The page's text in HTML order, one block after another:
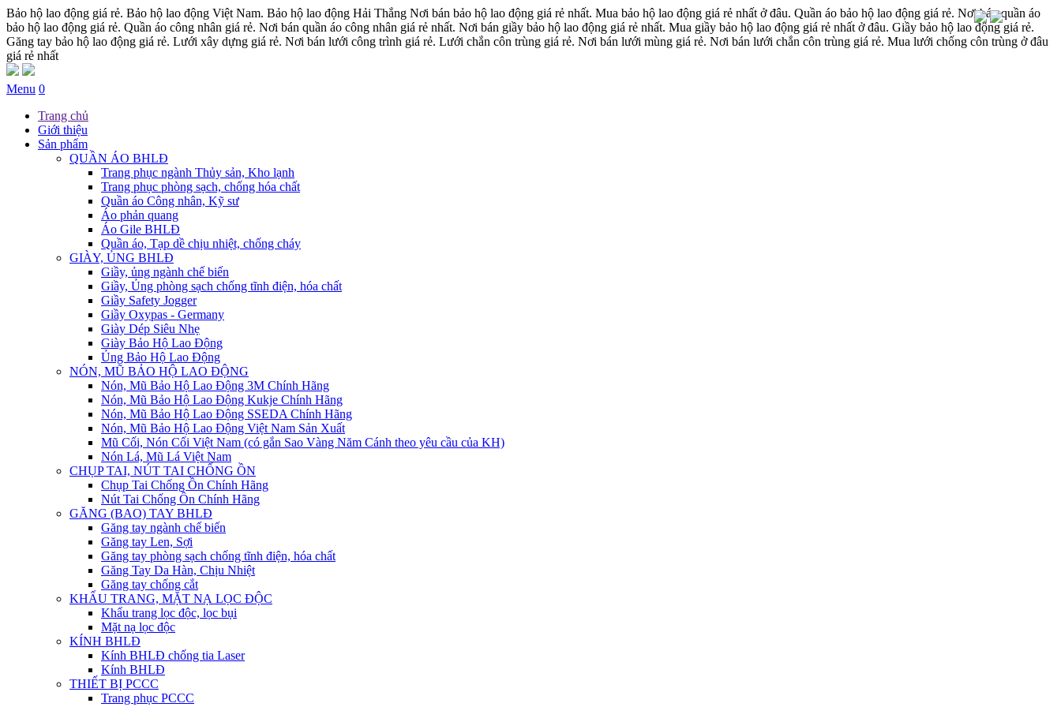
Bảo hộ lao động giá rẻ. Bảo hộ lao động Việt Nam. Bảo hộ lao động Hải Thắng Nơi bán bảo hộ lao động giá rẻ nhất. Mua bảo hộ lao động giá rẻ nhất ở đâu. Quần áo bảo hộ lao động giá rẻ. Nơi bán quần áo
bảo hộ lao động giá rẻ. Quần áo công nhân giá rẻ. Nơi bán quần áo công nhân giá rẻ nhất. Nơi bán giầy bảo hộ lao động giá rẻ nhất. Mua giầy bảo hộ lao động giá rẻ nhất ở đâu. Giầy bảo hộ lao động giá rẻ.
Găng tay bảo hộ lao động giá rẻ. Lưới xây dựng giá rẻ. Nơi bán lưới công trình giá rẻ. Lưới chắn côn trùng giá rẻ. Nơi bán lưới mùng giá rẻ. Nơi bán lưới chắn côn trùng giá rẻ. Mua lưới chống côn trùng ở đâu
giá rẻ nhất
Menu 0
Trang chủ
Giới thiệu
Sản phẩm
QUẦN ÁO BHLĐ
Trang phục ngành Thủy sản, Kho lạnh
Trang phục phòng sạch, chống hóa chất
Quần áo Công nhân, Kỹ sư
Áo phản quang
Áo Gile BHLĐ
Quần áo, Tạp dề chịu nhiệt, chống cháy
GIÀY, ỦNG BHLĐ
Giầy, ủng ngành chế biến
Giầy, Ủng phòng sạch chống tĩnh điện, hóa chất
Giầy Safety Jogger
Giầy Oxypas - Germany
Giày Dép Siêu Nhẹ
Giày Bảo Hộ Lao Động
Ủng Bảo Hộ Lao Động
NÓN, MŨ BẢO HỘ LAO ĐỘNG
Nón, Mũ Bảo Hộ Lao Động 3M Chính Hãng
Nón, Mũ Bảo Hộ Lao Động Kukje Chính Hãng
Nón, Mũ Bảo Hộ Lao Động SSEDA Chính Hãng
Nón, Mũ Bảo Hộ Lao Động Việt Nam Sản Xuất
Mũ Cối, Nón Cối Việt Nam (có gắn Sao Vàng Năm Cánh theo yêu cầu của KH)
Nón Lá, Mũ Lá Việt Nam
CHỤP TAI, NÚT TAI CHỐNG ỒN
Chụp Tai Chống Ồn Chính Hãng
Nút Tai Chống Ồn Chính Hãng
GĂNG (BAO) TAY BHLĐ
Găng tay ngành chế biến
Găng tay Len, Sợi
Găng tay phòng sạch chống tĩnh điện, hóa chất
Găng Tay Da Hàn, Chịu Nhiệt
Găng tay chống cắt
KHẨU TRANG, MẶT NẠ LỌC ĐỘC
Khẩu trang lọc độc, lọc bụi
Mặt nạ lọc độc
KÍNH BHLĐ
Kính BHLĐ chống tia Laser
Kính BHLĐ
THIẾT BỊ PCCC
Trang phục PCCC